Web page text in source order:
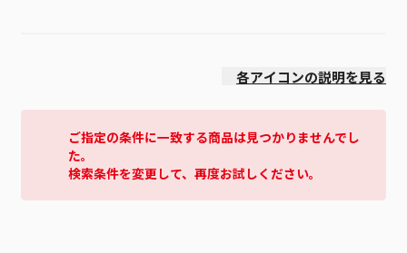
各アイコンの説明を見る
ご指定の条件に一致する商品は見つかりませんでし
た。
検索条件を変更して、再度お試しください。